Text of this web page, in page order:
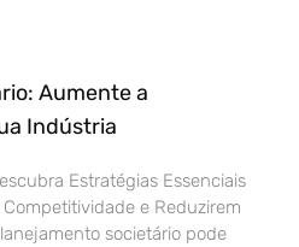
Aumente a
Indústria
Estratégias Essenciais
e Reduzirem
societário pode